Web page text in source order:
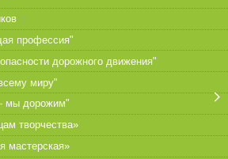
профессия"
дорожного движения"
миру"
мы дорожим"
творчества»
мастерская»